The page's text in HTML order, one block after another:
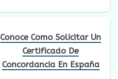
Conoce Como Solicitar Un
Certificado De
Concordancia En España